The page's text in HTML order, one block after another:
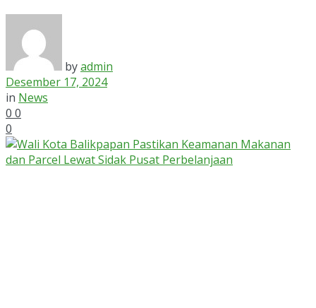
byadmin
Desember 17, 2024
in News
0 0
0